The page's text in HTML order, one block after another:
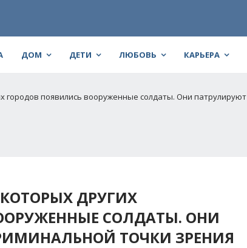
ДОМ ДЕТИ ЛЮБОВЬ КАРЬЕРА
городов появились вооруженные солдаты. Они патрулируют
ДРУГИХ
СОЛДАТЫ. ОНИ
ТОЧКИ ЗРЕНИЯ